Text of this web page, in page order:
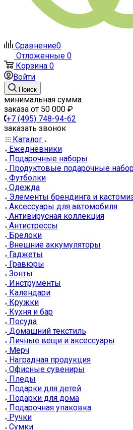
Сравнение0
Отложенные 0
Корзина 0
Войти
Поиск
минимальная сумма
заказа от 50 000 ₽
+7 (495) 748-94-62
заказать звонок
Каталог
Ежедневники
Подарочные наборы
Продуктовые подарочные
Футболки
Одежда
Элементы брендинга и
Аксессуары для автомобиля
Антивирусная коллекция
Антистрессы
Брелоки
Внешние аккумуляторы
Гаджеты
Гравюры
Зонты
Инструменты
Календари
Кружки
Кухня и бар
Посуда
Домашний текстиль
Личные вещи и аксессуары
Мерч
Наградная продукция
Офисные сувениры
Пледы
Подарки для детей
Подарки для дома
Подарочная упаковка
Ручки
Сумки